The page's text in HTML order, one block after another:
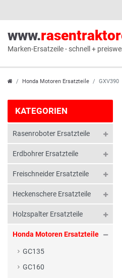
www.
Marken-Ersatzeile - schnell +
Honda Motoren Ersatzteile GXV390
KATEGORIEN
Rasenroboter Ersatzteile
Erdbohrer Ersatzteile
Freischneider Ersatzteile
Heckenschere Ersatzteile
Holzspalter Ersatzteile
Honda Motoren Ersatzteile
GC135
GC160